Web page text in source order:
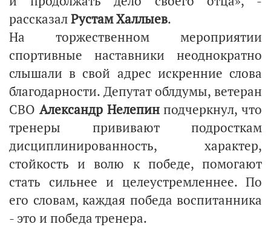
рассказалРустам Халлыев.
На торжественном мероприятии
спортивные наставники неоднократно
слышали в свой адрес искренние слова
благодарности. Депутат облдумы, ветеран
СВО Александр Нелепинподчеркнул, что
тренеры прививают подросткам
дисциплинированность, характер,
стойкость и волю к победе, помогают
стать сильнее и целеустремленнее. По
его словам, каждая победа воспитанника
- это и победа тренера.